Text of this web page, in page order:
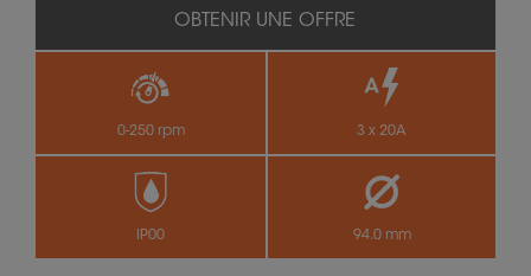
0-250 rpm 3 x 20A
IP00 94.0 mm
OBTENIR UNE OFFRE